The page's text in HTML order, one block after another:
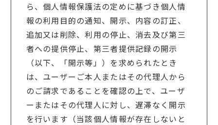
ら、個人情報保護法の定めに基づき個人情
報の利用目的の通知、開示、内容の訂正、
追加又は削除、利用の停止、消去及び第三
者への提供停止、第三者提供記録の開示
（以下、「開示等」）を求められたとき
は、ユーザーご本人またはその代理人から
のご請求であることを確認の上で、ユーザ
ーまたはその代理人に対し、遅滞なく開示
を行います（当該個人情報が存在しないと